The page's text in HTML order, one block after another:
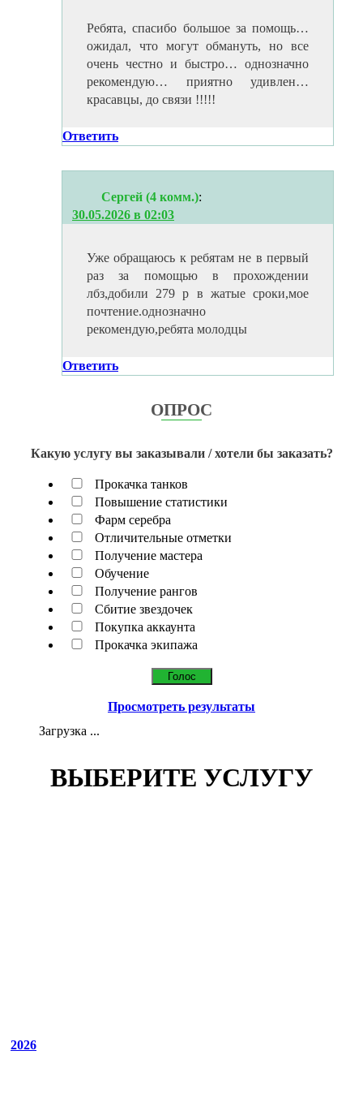
Ребята, спасибо большое за помощь…
ожидал, что могут обмануть, но все
очень честно и быстро… однозначно
рекомендую… приятно удивлен…
красавцы, до связи !!!!!
Ответить
Сергей (4 комм.):
30.05.2026 в 02:03
Уже обращаюсь к ребятам не в первый
раз за помощью в прохождении
лбз,добили 279 р в жатые сроки,мое
почтение.однозначно
рекомендую,ребята молодцы
Ответить
ОПРОС
Какую услугу вы заказывали / хотели бы заказать?
Прокачка танков
Повышение статистики
Фарм серебра
Отличительные отметки
Получение мастера
Обучение
Получение рангов
Сбитие звездочек
Покупка аккаунта
Прокачка экипажа
Просмотреть результаты
Загрузка ...
ВЫБЕРИТЕ УСЛУГУ
2026